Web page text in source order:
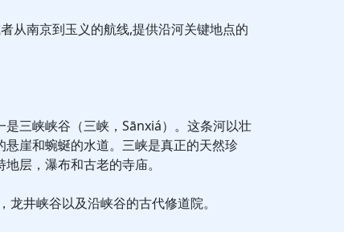
从南京到玉义的航线,提供沿河关键地点的
三峡峡谷（三峡，Sānxiá）。这条河以壮
崖和蜿蜒的水道。三峡是真正的天然珍
层，瀑布和古老的寺庙。
井峡谷以及沿峡谷的古代修道院。